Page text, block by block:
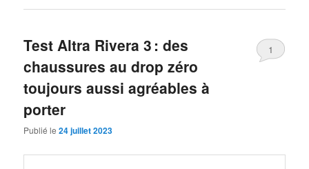
Test Altra Rivera 3 : des
chaussures au drop zéro
toujours aussi agréables à
porter
Publié le24 juillet 2023
1